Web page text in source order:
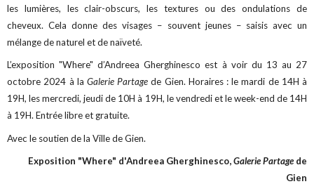
les lumières, les clair-obscurs, les textures ou des ondulations de
cheveux. Cela donne des visages – souvent jeunes – saisis avec un
mélange de naturel et de naïveté.
L’exposition "Where" d’Andreea Gherghinesco est à voir du 13 au 27
octobre 2024 à la Galerie Partagede Gien. Horaires : le mardi de 14H à
19H, les mercredi, jeudi de 10H à 19H, le vendredi et le week-end de 14H
à 19H. Entrée libre et gratuite.
Avec le soutien de la Ville de Gien.
Exposition "Where" d'Andreea Gherghinesco,Galerie Partagede
Gien